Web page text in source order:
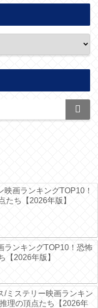
映画ランキングTOP10！
たち【2026年版】
ランキングTOP10！恐怖
【2026年版】
/ミステリー映画ランキン
理の頂点たち【2026年